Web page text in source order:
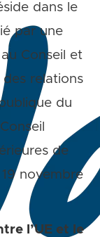
dans le
par une
Conseil et
des relations
du
de
novembre
l’UE et le